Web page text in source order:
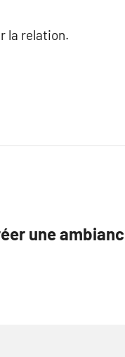
la relation.
une